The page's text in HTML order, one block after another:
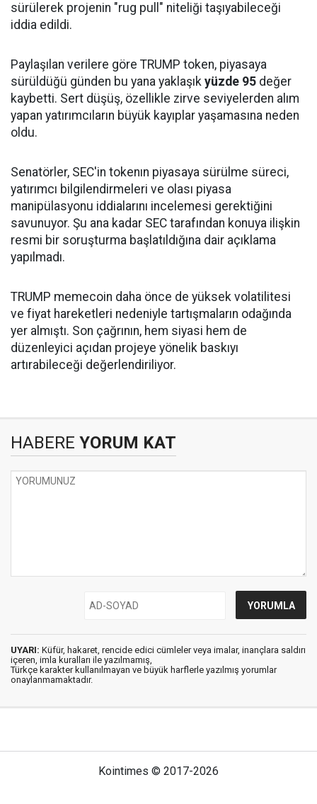
sürülerek projenin "rug pull" niteliği taşıyabileceği
iddia edildi.
Paylaşılan verilere göre TRUMP token, piyasaya
sürüldüğü günden bu yana yaklaşık yüzde 95 değer
kaybetti. Sert düşüş, özellikle zirve seviyelerden alım
yapan yatırımcıların büyük kayıplar yaşamasına neden
oldu.
Senatörler, SEC'in tokenın piyasaya sürülme süreci,
yatırımcı bilgilendirmeleri ve olası piyasa
manipülasyonu iddialarını incelemesi gerektiğini
savunuyor. Şu ana kadar SEC tarafından konuya ilişkin
resmi bir soruşturma başlatıldığına dair açıklama
yapılmadı.
TRUMP memecoin daha önce de yüksek volatilitesi
ve fiyat hareketleri nedeniyle tartışmaların odağında
yer almıştı. Son çağrının, hem siyasi hem de
düzenleyici açıdan projeye yönelik baskıyı
artırabileceği değerlendiriliyor.
HABERE YORUM KAT
UYARI: Küfür, hakaret, rencide edici cümleler veya imalar, inançlara saldırı
içeren, imla kuralları ile yazılmamış,
Türkçe karakter kullanılmayan ve büyük harflerle yazılmış yorumlar
onaylanmamaktadır.
Kointimes © 2017-2026